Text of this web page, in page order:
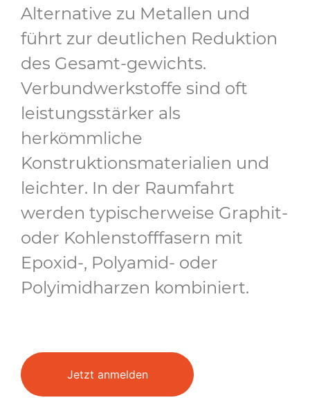
Alternative zu Metallen und
führt zur deutlichen Reduktion
des Gesamt-gewichts.
Verbundwerkstoffe sind oft
leistungsstärker als
herkömmliche
Konstruktionsmaterialien und
leichter. In der Raumfahrt
werden typischerweise Graphit-
oder Kohlenstofffasern mit
Epoxid-, Polyamid- oder
Polyimidharzen kombiniert.
Jetzt anmelden